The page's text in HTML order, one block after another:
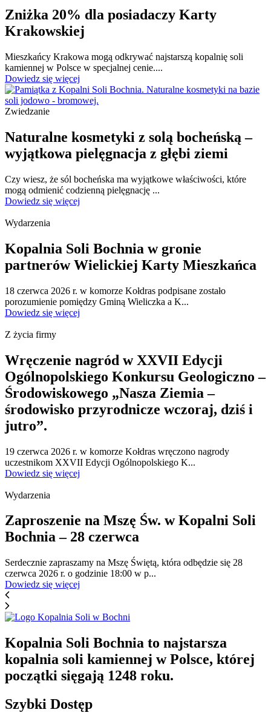
Zniżka 20% dla posiadaczy Karty
Krakowskiej
Mieszkańcy Krakowa mogą odkrywać najstarszą kopalnię soli
kamiennej w Polsce w specjalnej cenie....
Dowiedz się więcej
Zwiedzanie
Naturalne kosmetyki z solą bocheńską –
wyjątkowa pielęgnacja z głębi ziemi
Czy wiesz, że sól bocheńska ma wyjątkowe właściwości, które
mogą odmienić codzienną pielęgnację ...
Dowiedz się więcej
Wydarzenia
Kopalnia Soli Bochnia w gronie
partnerów Wielickiej Karty Mieszkańca
18 czerwca 2026 r. w komorze Kołdras podpisane zostało
porozumienie pomiędzy Gminą Wieliczka a K...
Dowiedz się więcej
Z życia firmy
Wręczenie nagród w XXVII Edycji
Ogólnopolskiego Konkursu Geologiczno –
Środowiskowego „Nasza Ziemia –
środowisko przyrodnicze wczoraj, dziś i
jutro”.
19 czerwca 2026 r. w komorze Kołdras wręczono nagrody
uczestnikom XXVII Edycji Ogólnopolskiego K...
Dowiedz się więcej
Wydarzenia
Zaproszenie na Mszę Św. w Kopalni Soli
Bochnia – 28 czerwca
Serdecznie zapraszamy na Mszę Świętą, która odbędzie się 28
czerwca 2026 r. o godzinie 18:00 w p...
Dowiedz się więcej
Kopalnia Soli Bochnia to najstarsza
kopalnia soli kamiennej w Polsce, której
początki sięgają 1248 roku.
Szybki Dostęp